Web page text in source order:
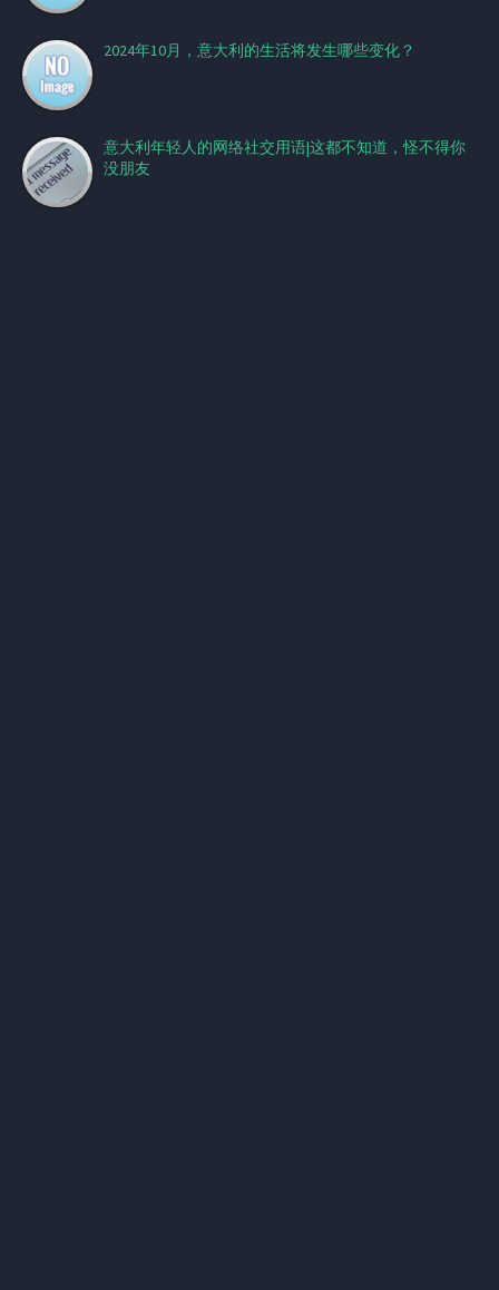
2024年10月，意大利的生活将发生哪些变化？
意大利年轻人的网络社交用语|这都不知道，怪不得你
没朋友